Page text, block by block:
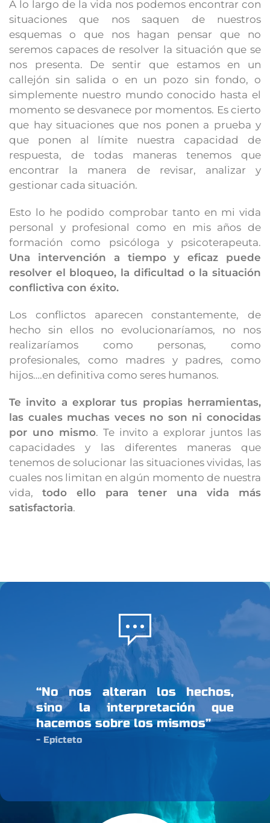
A lo largo de la vida nos podemos encontrar con
situaciones que nos saquen de nuestros
esquemas o que nos hagan pensar que no
seremos capaces de resolver la situación que se
nos presenta. De sentir que estamos en un
callejón sin salida o en un pozo sin fondo, o
simplemente nuestro mundo conocido hasta el
momento se desvanece por momentos. Es cierto
que hay situaciones que nos ponen a prueba y
que ponen al límite nuestra capacidad de
respuesta, de todas maneras tenemos que
encontrar la manera de revisar, analizar y
gestionar cada situación.
Esto lo he podido comprobar tanto en mi vida
personal y profesional como en mis años de
formación como psicóloga y psicoterapeuta.
Una intervención a tiempo y eficaz puede
resolver el bloqueo, la dificultad o la situación
conflictiva con éxito.
Los conflictos aparecen constantemente, de
hecho sin ellos no evolucionaríamos, no nos
realizaríamos como personas, como
profesionales, como madres y padres, como
hijos….en definitiva como seres humanos.
Te invito a explorar tus propias herramientas,
las cuales muchas veces no son ni conocidas
por uno mismo. Te invito a explorar juntos las
capacidades y las diferentes maneras que
tenemos de solucionar las situaciones vividas, las
cuales nos limitan en algún momento de nuestra
vida, todo ello para tener una vida más
satisfactoria.
“No nos alteran los hechos,
sino la interpretación que
hacemos sobre los mismos”
- Epicteto